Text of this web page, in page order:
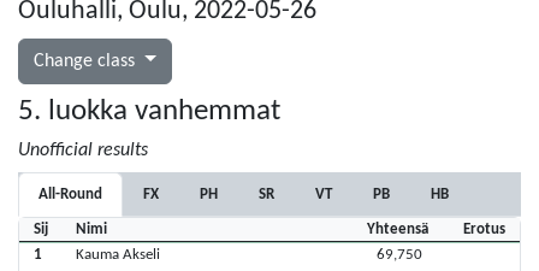
Ouluhalli, Oulu, 2022-05-26
Change class
5. luokka vanhemmat
Unofficial results
All-Round FX PH SR VT PB HB
Sij Nimi Yhteensä
Erotus
1
Kauma Akseli 69,750